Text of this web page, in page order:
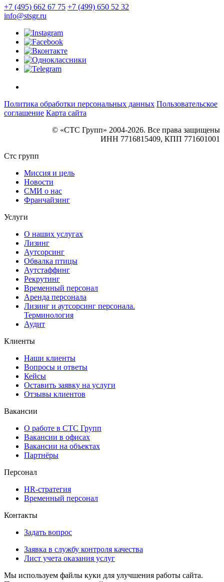
+7 (495) 662 67 75 +7 (499) 650 52 32
info@stsgr.ru
Политика обработки персональных данных Пользовательское
соглашение Карта сайта
© «СТС Групп» 2004-2026. Все права защищены
ИНН 7716815409, КПП 771601001
Стс групп
Миссия и цель
Новости
СМИ о нас
Франчайзинг
Услуги
О наших услугах
Лизинг
Аутсорсинг
Обвалка птицы
Аутстаффинг
Рекрутинг
Временный персонал
Аренда персонала
Лизинг и аутсорсинг персонала.
Терминология
Аудит
Клиенты
Наши клиенты
Вопросы и ответы
Кейсы
Оставить заявку на услуги
Отзывы клиентов
Вакансии
О работе в СТС Групп
Вакансии в офисах
Вакансии на объектах
Партнёры
Персонал
HR-стратегия
Временный персонал
Контакты
Задать вопрос
Заявка в службу контроля качества
Лист учета оказания услуг
Мы используем файлы куки для улучшения работы сайта.